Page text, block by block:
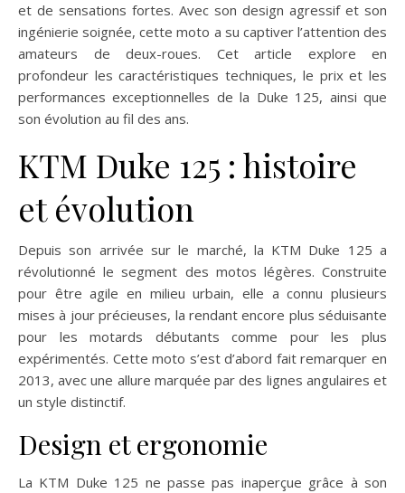
et de sensations fortes. Avec son design agressif et son
ingénierie soignée, cette moto a su captiver l’attention des
amateurs de deux-roues. Cet article explore en
profondeur les caractéristiques techniques, le prix et les
performances exceptionnelles de la Duke 125, ainsi que
son évolution au fil des ans.
KTM Duke 125 : histoire
et évolution
Depuis son arrivée sur le marché, la KTM Duke 125 a
révolutionné le segment des motos légères. Construite
pour être agile en milieu urbain, elle a connu plusieurs
mises à jour précieuses, la rendant encore plus séduisante
pour les motards débutants comme pour les plus
expérimentés. Cette moto s’est d’abord fait remarquer en
2013, avec une allure marquée par des lignes angulaires et
un style distinctif.
Design et ergonomie
La KTM Duke 125 ne passe pas inaperçue grâce à son